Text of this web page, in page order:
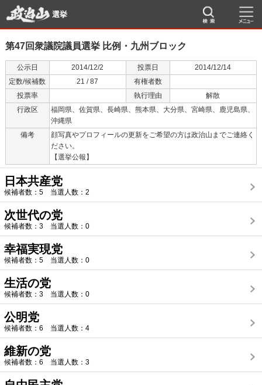
選挙
第47回衆議院議員選挙 比例・九州ブロック
公示日 2014/12/2 投票日
2014/12/14
定数/候補数
21 / 87
有権者数
投票率
執行理由
解散
行政区
福岡県、佐賀県、長崎県、熊本県、大分県、宮崎県、鹿児島県、
沖縄県
備考
顔写真やプロフィールの更新をご希望の方は政治山 までご連絡く
ださい。
【選挙公報】
日本共産党
候補者数：5 当選人数：2
次世代の党
候補者数：3 当選人数：0
幸福実現党
候補者数：5 当選人数：0
生活の党
候補者数：3 当選人数：0
公明党
候補者数：6 当選人数：4
維新の党
候補者数：6 当選人数：3